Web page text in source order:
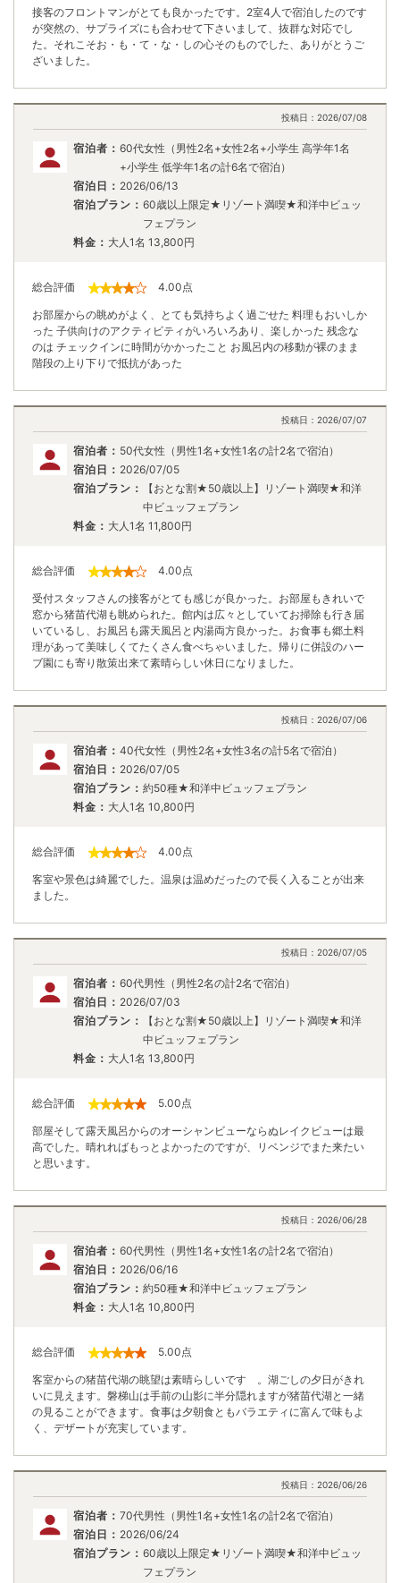
接客のフロントマンがとても良かったです。2室4人で宿泊したのです
が突然の、サプライズにも合わせて下さいまして、抜群な対応でし
た。それこそお・も・て・な・しの心そのものでした、ありがとうご
ざいました。
投稿日： 2026/07/08
宿泊者： 60代女性（男性2名+女性2名+小学生 高学年1名
+小学生 低学年1名の計6名で宿泊）
宿泊日： 2026/06/13
宿泊プラン： 60歳以上限定★リゾート満喫★和洋中ビュッ
フェプラン
料金： 大人1名 13,800円
総合評価 4.00点
お部屋からの眺めがよく、とても気持ちよく過ごせた 料理もおいしか
った 子供向けのアクティビティがいろいろあり、楽しかった 残念な
のは チェックインに時間がかかったこと お風呂内の移動が裸のまま
階段の上り下りで抵抗があった
投稿日： 2026/07/07
宿泊者： 50代女性（男性1名+女性1名の計2名で宿泊）
宿泊日： 2026/07/05
宿泊プラン：
【おとな割★50歳以上】リゾート満喫★和洋
中ビュッフェプラン
料金： 大人1名 11,800円
総合評価 4.00点
受付スタッフさんの接客がとても感じが良かった。お部屋もきれいで
窓から猪苗代湖も眺められた。館内は広々としていてお掃除も行き届
いているし、お風呂も露天風呂と内湯両方良かった。お食事も郷土料
理があって美味しくてたくさん食べちゃいました。帰りに併設のハー
ブ園にも寄り散策出来て素晴らしい休日になりました。
投稿日： 2026/07/06
宿泊者： 40代女性（男性2名+女性3名の計5名で宿泊）
宿泊日： 2026/07/05
宿泊プラン： 約50種★和洋中ビュッフェプラン
料金： 大人1名 10,800円
総合評価 4.00点
客室や景色は綺麗でした。温泉は温めだったので長く入ることが出来
ました。
投稿日： 2026/07/05
宿泊者： 60代男性（男性2名の計2名で宿泊）
宿泊日： 2026/07/03
宿泊プラン：
【おとな割★50歳以上】リゾート満喫★和洋
中ビュッフェプラン
料金： 大人1名 13,800円
総合評価 5.00点
部屋そして露天風呂からのオーシャンビューならぬレイクビューは最
高でした。晴れればもっとよかったのですが、リベンジでまた来たい
と思います。
投稿日： 2026/06/28
宿泊者： 60代男性（男性1名+女性1名の計2名で宿泊）
宿泊日： 2026/06/16
宿泊プラン： 約50種★和洋中ビュッフェプラン
料金： 大人1名 10,800円
総合評価 5.00点
客室からの猪苗代湖の眺望は素晴らしいです 。湖ごしの夕日がきれ
いに見えます。磐梯山は手前の山影に半分隠れますが猪苗代湖と一緒
の見ることができます。食事は夕朝食ともバラエティに富んで味もよ
く、デザートが充実しています。
投稿日： 2026/06/26
宿泊者： 70代男性（男性1名+女性1名の計2名で宿泊）
宿泊日： 2026/06/24
宿泊プラン： 60歳以上限定★リゾート満喫★和洋中ビュッ
フェプラン